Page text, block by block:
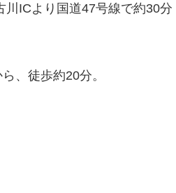
川ICより国道47号線で約30分
、徒歩約20分。